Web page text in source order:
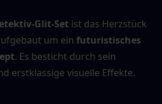
Glit-Set ist das Herzstück
um ein futuristisches
. Es besticht durch sein
erstklassige visuelle Effekte.